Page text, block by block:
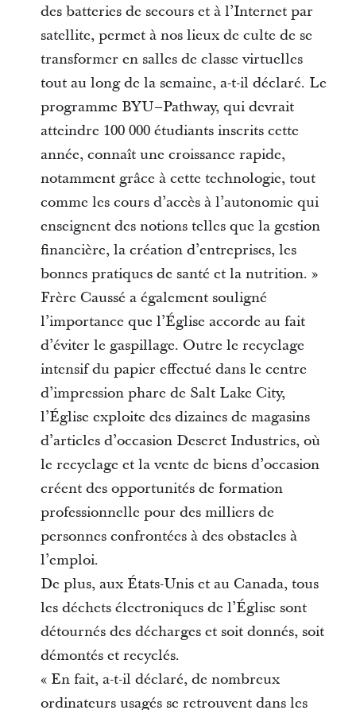
des batteries de secours et à l’Internet par
satellite, permet à nos lieux de culte de se
transformer en salles de classe virtuelles
tout au long de la semaine, a-t-il déclaré. Le
programme BYU–Pathway, qui devrait
atteindre 100 000 étudiants inscrits cette
année, connaît une croissance rapide,
notamment grâce à cette technologie, tout
comme les cours d’accès à l’autonomie qui
enseignent des notions telles que la gestion
financière, la création d’entreprises, les
bonnes pratiques de santé et la nutrition. »
Frère Caussé a également souligné
l’importance que l’Église accorde au fait
d’éviter le gaspillage. Outre le recyclage
intensif du papier effectué dans le centre
d’impression phare de Salt Lake City,
l’Église exploite des dizaines de magasins
d’articles d’occasion Deseret Industries, où
le recyclage et la vente de biens d’occasion
créent des opportunités de formation
professionnelle pour des milliers de
personnes confrontées à des obstacles à
l’emploi.
De plus, aux États-Unis et au Canada, tous
les déchets électroniques de l’Église sont
détournés des décharges et soit donnés, soit
démontés et recyclés.
« En fait, a-t-il déclaré, de nombreux
ordinateurs usagés se retrouvent dans les